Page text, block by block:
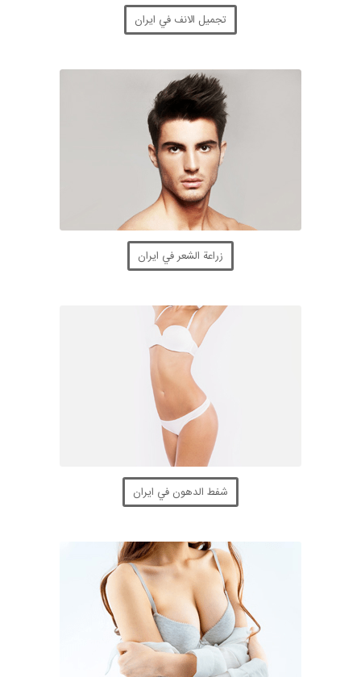
تجميل الانف في ايران
زراعة الشعر في ايران
شفط الدهون في ايران